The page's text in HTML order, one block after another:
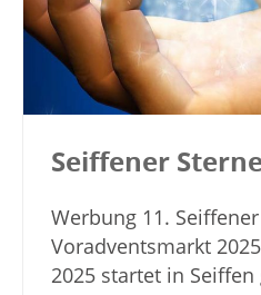
Seiffener
Werbung 11.
Voradventsmarkt
2025 startet in